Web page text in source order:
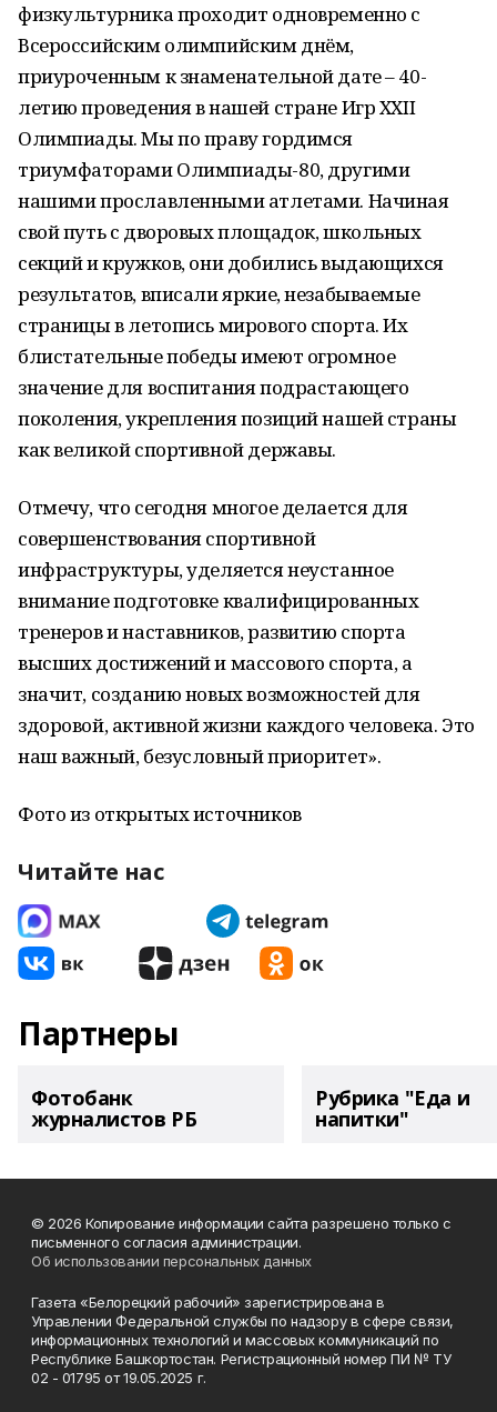
физкультурника проходит одновременно с
Всероссийским олимпийским днём,
приуроченным к знаменательной дате – 40-
летию проведения в нашей стране Игр XXII
Олимпиады. Мы по праву гордимся
триумфаторами Олимпиады-80, другими
нашими прославленными атлетами. Начиная
свой путь с дворовых площадок, школьных
секций и кружков, они добились выдающихся
результатов, вписали яркие, незабываемые
страницы в летопись мирового спорта. Их
блистательные победы имеют огромное
значение для воспитания подрастающего
поколения, укрепления позиций нашей страны
как великой спортивной державы.
Отмечу, что сегодня многое делается для
совершенствования спортивной
инфраструктуры, уделяется неустанное
внимание подготовке квалифицированных
тренеров и наставников, развитию спорта
высших достижений и массового спорта, а
значит, созданию новых возможностей для
здоровой, активной жизни каждого человека. Это
наш важный, безусловный приоритет».
Фото из открытых источников
Читайте нас
Партнеры
Фотобанк
журналистов РБ
Рубрика "Еда и
напитки"
© 2026 Копирование информации сайта разрешено только с
письменного согласия администрации.
Об использовании персональных данных
Газета «Белорецкий рабочий» зарегистрирована в
Управлении Федеральной службы по надзору в сфере связи,
информационных технологий и массовых коммуникаций по
Республике Башкортостан. Регистрационный номер ПИ № ТУ
02 - 01795 от 19.05.2025 г.